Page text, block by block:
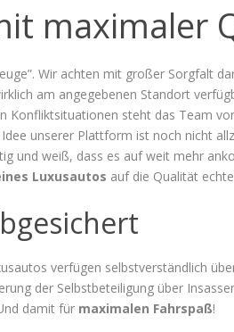
maximaler
Wir achten mit großer Sorgfalt
am angegebenen Standort
Konfliktsituationen steht das Team
Idee unserer Plattform ist noch nicht
und weiß, dass es auf weit mehr
Luxusautos auf die Qualität
verfügen selbstverständlich
der Selbstbeteiligung über
damit für maximalen Fahrspaß!